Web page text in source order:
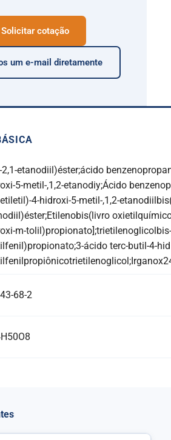
Solicitar cotação
um e-mail diretamente
2,1-etanodiil)éster;ácido
5-metil-,1,2-etanodiy;Ácido
4-hidroxi-5-metil-,1,2-
m-
ácido terc-butil-4-
68-2